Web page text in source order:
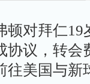
对拜仁19
协议，转会
往美国与新